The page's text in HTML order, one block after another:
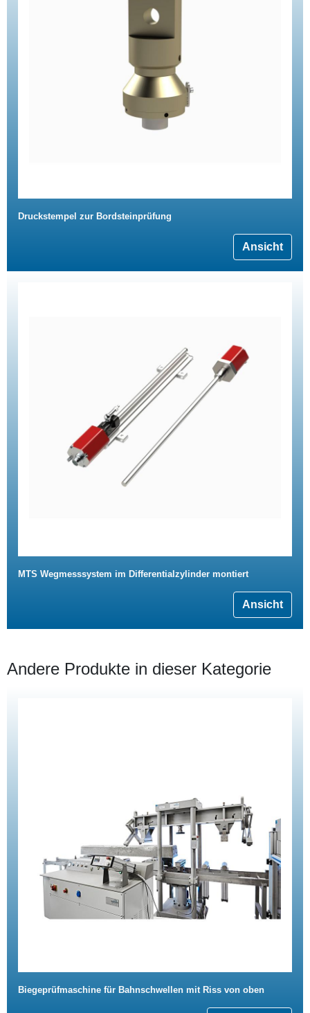
Druckstempel zur Bordsteinprüfung
Ansicht
MTS Wegmesssystem im Differentialzylinder montiert
Ansicht
Andere Produkte in dieser Kategorie
Biegeprüfmaschine für Bahnschwellen mit Riss von oben